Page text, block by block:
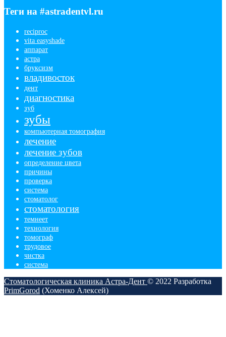
Теги на #astradentvl.ru
reciproc
vita easyshade
аппарат
астра
бруксизм
владивосток
дент
диагностика
зуб
зубы
компьютерная томография
лечение
лечение зубов
определение цвета
причины
проверка
система
стоматолог
стоматология
темнеет
технология
томограф
трудовое
чистка
​система
Стоматологическая клиника Астра-Дент © 2022 Разработка
PrimGorod (Хоменко Алексей)